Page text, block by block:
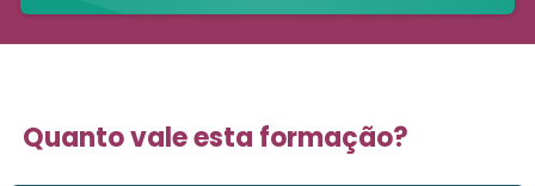
Quanto vale esta formação?